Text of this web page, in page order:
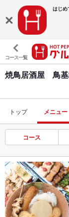
はじめ
コース一覧
焼鳥居酒屋 鳥
トップ メニュー
コース